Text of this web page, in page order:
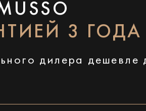
3 ГОДА
дилера дешевле